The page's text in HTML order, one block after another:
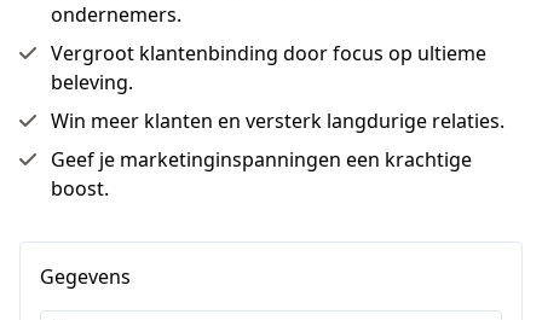
ondernemers.
Vergroot klantenbinding door focus op ultieme
beleving.
Win meer klanten en versterk langdurige relaties.
Geef je marketinginspanningen een krachtige
boost.
Gegevens